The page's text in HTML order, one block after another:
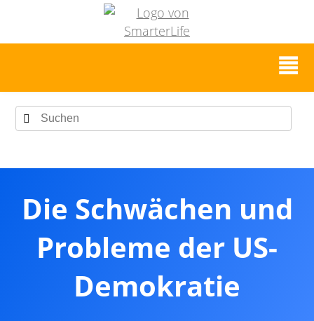
Die Schwächen und
Probleme der US-
Demokratie